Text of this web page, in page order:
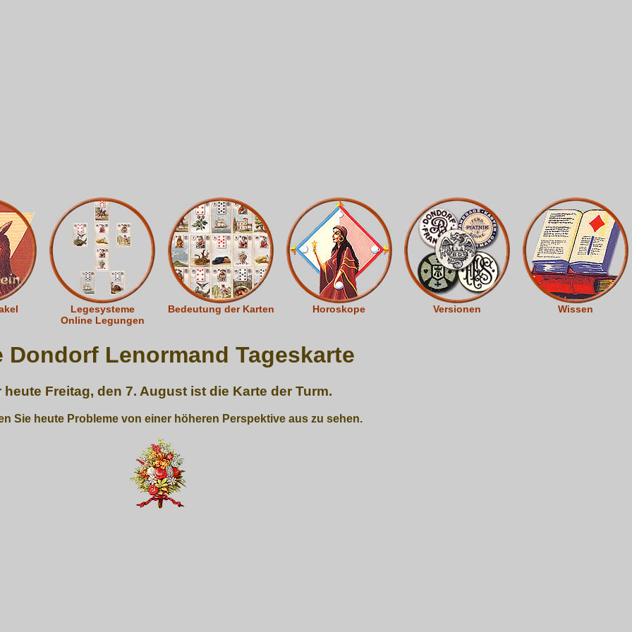
Legesysteme
Online Legungen
Bedeutung der Karten Horoskope Versionen Wissen
Dondorf Lenormand Tageskarte
heute Freitag, den 7. August ist die Karte der Turm.
Sie heute Probleme von einer höheren Perspektive aus zu sehen.